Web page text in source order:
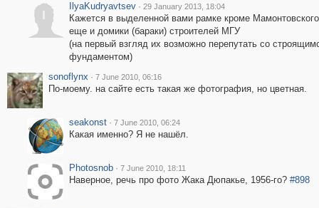
I
IlyaKudryavtsev · 29 January 2013, 18:04
Кажется в выделенной вами рамке кроме
еще и домики (бараки) строителей МГУ
(на первый взгляд их возможно перепутать со
фундаментом)
sonoflynx · 7 June 2010, 06:16
По-моему. на сайте есть такая же фотография, но цветная.
seakonst · 7 June 2010, 06:24
Какая именно? Я не нашёл.
Photosnob · 7 June 2010, 18:11
Наверное, речь про фото Жака Дюпакье, 1956-го? #898